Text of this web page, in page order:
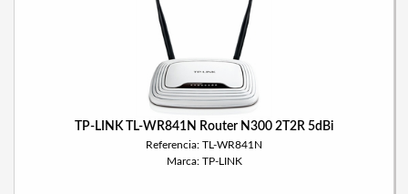
TP-LINK TL-WR841N Router N300 2T2R 5dBi
Referencia: TL-WR841N
Marca: TP-LINK